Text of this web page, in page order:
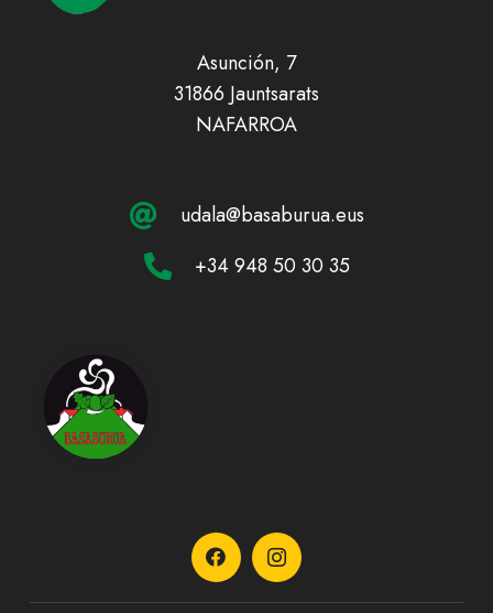
Asunción, 7
31866 Jauntsarats
NAFARROA
udala@basaburua.eus
+34 948 50 30 35